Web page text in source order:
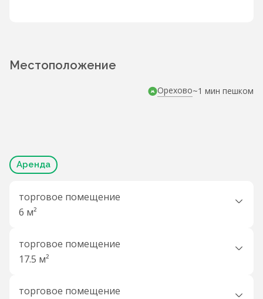
Местоположение
Орехово~1 мин пешком
Аренда
торговое помещение
6 м²
торговое помещение
17.5 м²
торговое помещение